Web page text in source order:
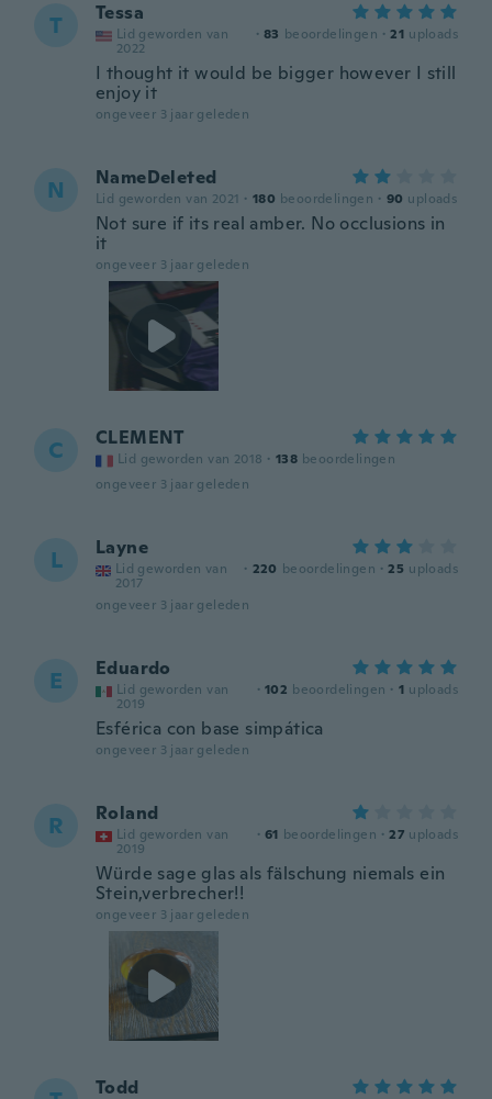
T Tessa
Lid geworden van
2022
· 83 beoordelingen · 21 uploads
I thought it would be bigger however I still
enjoy it
ongeveer 3 jaar geleden
N NameDeleted
Lid geworden van 2021 · 180 beoordelingen · 90 uploads
Not sure if its real amber. No occlusions in
it
ongeveer 3 jaar geleden
C CLEMENT
Lid geworden van 2018 · 138 beoordelingen
ongeveer 3 jaar geleden
L Layne
Lid geworden van
2017
· 220 beoordelingen · 25 uploads
ongeveer 3 jaar geleden
E Eduardo
Lid geworden van
2019
· 102 beoordelingen · 1 uploads
Esférica con base simpática
ongeveer 3 jaar geleden
R Roland
Lid geworden van
2019
· 61 beoordelingen · 27 uploads
Würde sage glas als fälschung niemals ein
Stein,verbrecher!!
ongeveer 3 jaar geleden
Todd